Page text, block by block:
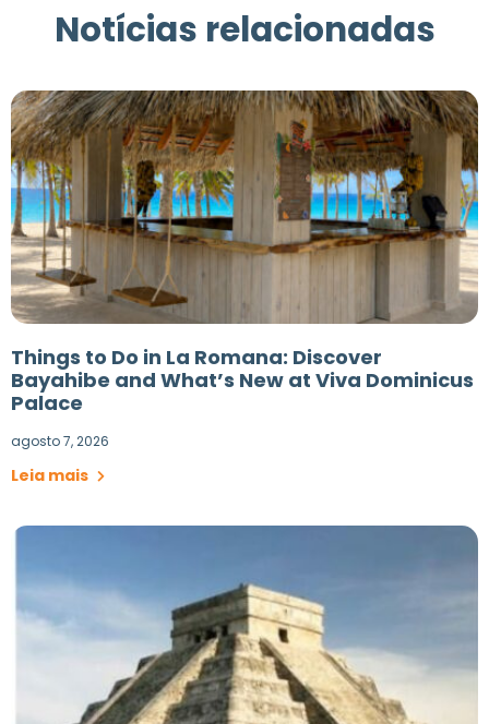
Notícias relacionadas
Things to Do in La Romana: Discover
Bayahibe and What’s New at Viva Dominicus
Palace
agosto 7, 2026
Leia mais